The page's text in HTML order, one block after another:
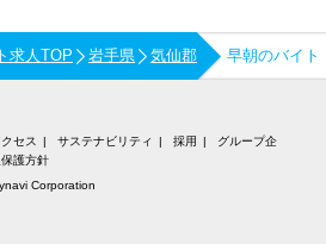
求人TOP 岩手県 気仙郡 早朝のバイト
セス サステナビリティ 採用
グループ企
護方針
Corporation